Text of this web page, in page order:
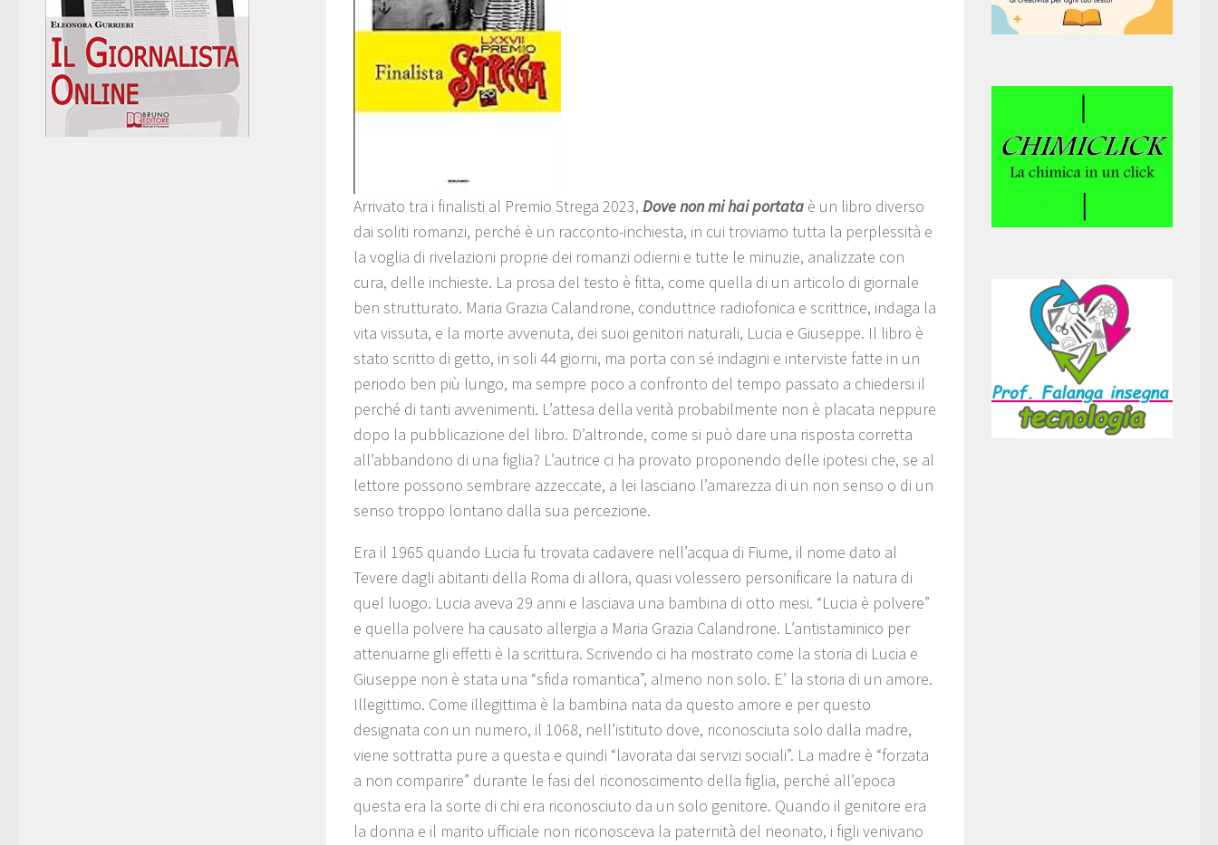
Arrivato tra i finalisti al Premio Strega 2023, Dove non mi hai portata è un libro diverso
dai soliti romanzi, perché è un racconto-inchiesta, in cui troviamo tutta la perplessità e
la voglia di rivelazioni proprie dei romanzi odierni e tutte le minuzie, analizzate con
cura, delle inchieste. La prosa del testo è fitta, come quella di un articolo di giornale
ben strutturato. Maria Grazia Calandrone, conduttrice radiofonica e scrittrice, indaga la
vita vissuta, e la morte avvenuta, dei suoi genitori naturali, Lucia e Giuseppe. Il libro è
stato scritto di getto, in soli 44 giorni, ma porta con sé indagini e interviste fatte in un
periodo ben più lungo, ma sempre poco a confronto del tempo passato a chiedersi il
perché di tanti avvenimenti. L’attesa della verità probabilmente non è placata neppure
dopo la pubblicazione del libro. D’altronde, come si può dare una risposta corretta
all’abbandono di una figlia? L’autrice ci ha provato proponendo delle ipotesi che, se al
lettore possono sembrare azzeccate, a lei lasciano l’amarezza di un non senso o di un
senso troppo lontano dalla sua percezione.
Era il 1965 quando Lucia fu trovata cadavere nell’acqua di Fiume, il nome dato al
Tevere dagli abitanti della Roma di allora, quasi volessero personificare la natura di
quel luogo. Lucia aveva 29 anni e lasciava una bambina di otto mesi. “Lucia è polvere”
e quella polvere ha causato allergia a Maria Grazia Calandrone. L’antistaminico per
attenuarne gli effetti è la scrittura. Scrivendo ci ha mostrato come la storia di Lucia e
Giuseppe non è stata una “sfida romantica”, almeno non solo. E’ la storia di un amore.
Illegittimo. Come illegittima è la bambina nata da questo amore e per questo
designata con un numero, il 1068, nell’istituto dove, riconosciuta solo dalla madre,
viene sottratta pure a questa e quindi “lavorata dai servizi sociali”. La madre è “forzata
a non comparire” durante le fasi del riconoscimento della figlia, perché all’epoca
questa era la sorte di chi era riconosciuto da un solo genitore. Quando il genitore era
la donna e il marito ufficiale non riconosceva la paternità del neonato, i figli venivano